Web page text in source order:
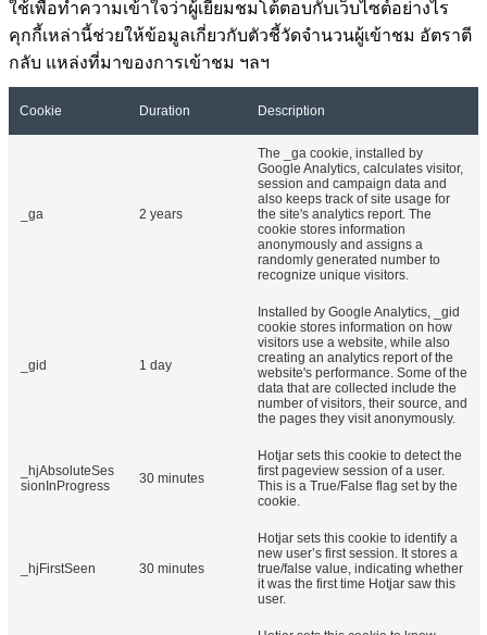
ใช้เพื่อทำความเข้าใจว่าผู้เยี่ยมชมโต้ตอบกับเว็บไซต์อย่างไร
คุกกี้เหล่านี้ช่วยให้ข้อมูลเกี่ยวกับตัวชี้วัดจำนวนผู้เข้าชม อัตราตี
กลับ แหล่งที่มาของการเข้าชม ฯลฯ
Cookie Duration Description
_ga 2 years
The _ga cookie, installed by
Google Analytics, calculates visitor,
session and campaign data and
also keeps track of site usage for
the site's analytics report. The
cookie stores information
anonymously and assigns a
randomly generated number to
recognize unique visitors.
_gid 1 day
Installed by Google Analytics, _gid
cookie stores information on how
visitors use a website, while also
creating an analytics report of the
website's performance. Some of the
data that are collected include the
number of visitors, their source, and
the pages they visit anonymously.
_hjAbsoluteSes
sionInProgress
30 minutes
Hotjar sets this cookie to detect the
first pageview session of a user.
This is a True/False flag set by the
cookie.
_hjFirstSeen 30 minutes
Hotjar sets this cookie to identify a
new user’s first session. It stores a
true/false value, indicating whether
it was the first time Hotjar saw this
user.